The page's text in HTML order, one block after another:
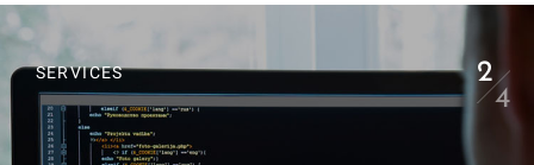
SERVICES
2
4